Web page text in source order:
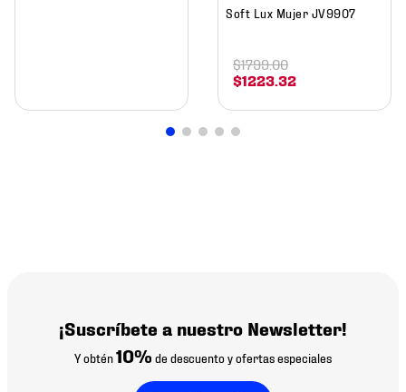
Soft Lux Mujer JV9907
$1223.32
$1799.00
¡Suscríbete a nuestro Newsletter!
Y obtén10% de descuento y ofertas especiales